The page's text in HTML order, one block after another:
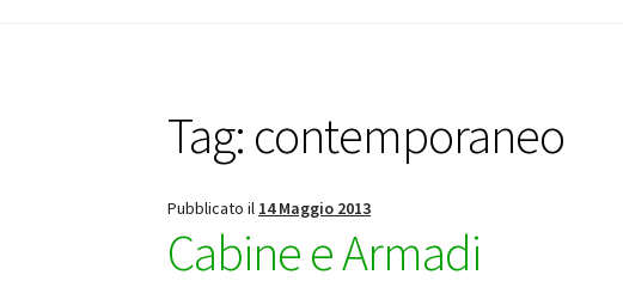
Tag: contemporaneo
Pubblicato il 14 Maggio 2013
Cabine e Armadi